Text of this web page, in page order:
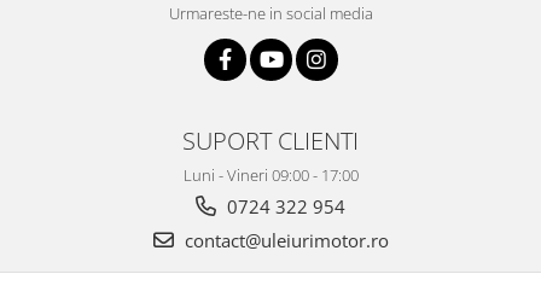
Urmareste-ne in social media
SUPORT CLIENTI
Luni - Vineri 09:00 - 17:00
0724 322 954
contact@uleiurimotor.ro